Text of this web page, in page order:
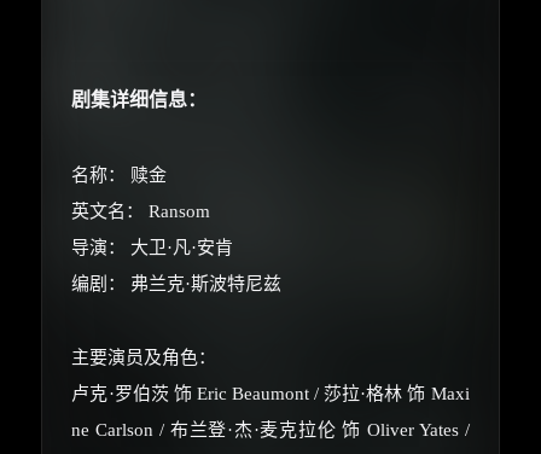
剧集详细信息：
名称： 赎金
英文名： Ransom
导演： 大卫·凡·安肯
编剧： 弗兰克·斯波特尼兹
主要演员及角色：
卢克·罗伯茨 饰 Eric Beaumont / 莎拉·格林 饰 Maxi
ne Carlson / 布兰登·杰·麦克拉伦 饰 Oliver Yates /